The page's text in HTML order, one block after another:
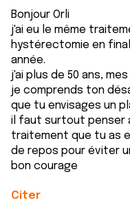
Bonjour Orli
j'ai eu le même
hystérectomie en
année.
j'ai plus de 50 ans,
je comprends ton
que tu envisages un
il faut surtout penser
traitement que tu as
de repos pour éviter
bon courage
Citer